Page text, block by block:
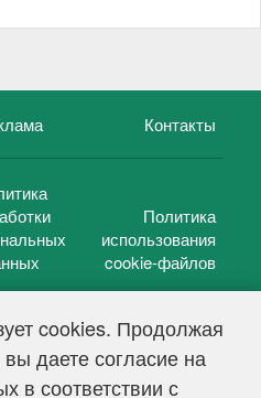
cookies. Продолжая
даете согласие на
в соответствии с
Контакты
Политика
использования
cookie-файлов
2026 г.
СМИ Эл № ФС 77-39848, выдано